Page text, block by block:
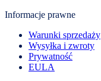
Informacje prawne
Warunki sprzedaży
Wysyłka i zwroty
Prywatność
EULA